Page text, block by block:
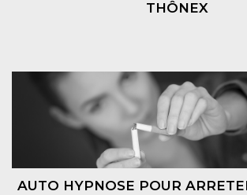
THÔNEX
AUTO HYPNOSE POUR